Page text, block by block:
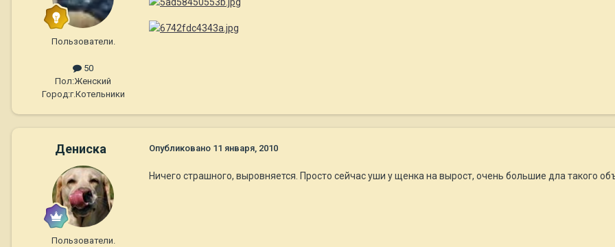
Пользователи.
50
Пол:Женский
Город:г.Котельники
Дениска
Пользователи.
Опубликовано 11 января, 2010
Ничего страшного, выровняется. Просто сейчас уши у щенка на вырост, очень большие дла такого